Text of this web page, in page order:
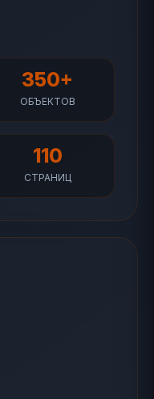
350+
ОБЪЕКТОВ
110
СТРАНИЦ